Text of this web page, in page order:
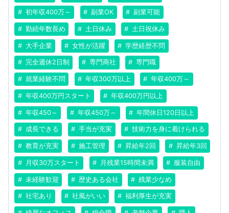
初年収400万～ 副業OK 副業可能
勤続年数長め 土日休み 土日祝休み
大手企業 女性が活躍 学歴経歴不問
完全週休2日制 専門商社 専門職
就業経験不問 年収300万以上 年収400万～
年収400万円スタート 年収400万円以上
年収450～ 年収450万～ 年間休日120日以上
成長できる 手当が充実 技術力を身に着けられる
教育が充実 施工管理 昇給年2回 昇給年3回
月収30万スタート 月残業15時間未満 服装自由
未経験歓迎 歴史ある会社 残業少なめ
社宅あり 社風がいい 福利厚生が充実